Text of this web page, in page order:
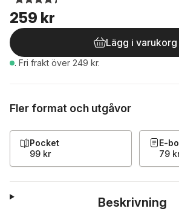
259 kr
Lägg i varukorg
. Fri frakt över 249 kr.
Fler format och utgåvor
Pocket
99 kr
E-
79
Beskrivning